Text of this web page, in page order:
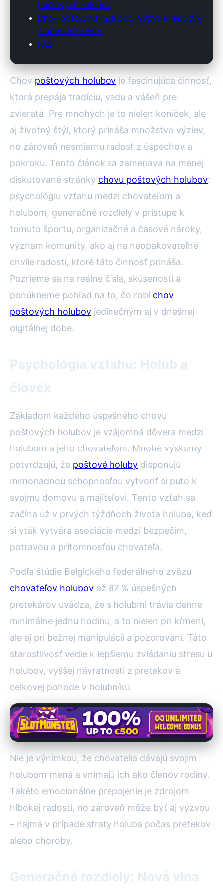
poštových holubov
Chov poštových holubov: Výzvy a radosť v
modernom svete
FAQ
Chov poštových holubov je fascinujúca činnosť,
ktorá prepája tradíciu, vedu a vášeň pre
zvieratá. Pre mnohých je to nielen koníček, ale
aj životný štýl, ktorý prináša množstvo výziev,
no zároveň nesmiernu radosť z úspechov a
pokroku. Tento článok sa zameriava na menej
diskutované stránky chovu poštových holubov:
psychológiu vzťahu medzi chovateľom a
holubom, generačné rozdiely v prístupe k
tomuto športu, organizačné a časové nároky,
význam komunity, ako aj na neopakovateľné
chvíle radosti, ktoré táto činnosť prináša.
Pozrieme sa na reálne čísla, skúsenosti a
ponúkneme pohľad na to, čo robí chov
poštových holubov jedinečným aj v dnešnej
digitálnej dobe.
Psychológia vzťahu: Holub a
človek
Základom každého úspešného chovu
poštových holubov je vzájomná dôvera medzi
holubom a jeho chovateľom. Mnohé výskumy
potvrdzujú, že poštové holuby disponujú
mimoriadnou schopnosťou vytvoriť si puto k
svojmu domovu a majiteľovi. Tento vzťah sa
začína už v prvých týždňoch života holuba, keď
si vták vytvára asociácie medzi bezpečím,
potravou a prítomnosťou chovateľa.
Podľa štúdie Belgického federálneho zväzu
chovateľov holubov až 87 % úspešných
pretekárov uvádza, že s holubmi trávia denne
minimálne jednu hodinu, a to nielen pri kŕmení,
ale aj pri bežnej manipulácii a pozorovaní. Táto
starostlivosť vedie k lepšiemu zvládaniu stresu u
holubov, vyššej návratnosti z pretekov a
celkovej pohode v holubníku.
Nie je výnimkou, že chovatelia dávajú svojim
holubom mená a vnímajú ich ako členov rodiny.
Takéto emocionálne prepojenie je zdrojom
hlbokej radosti, no zároveň môže byť aj výzvou
– najmä v prípade straty holuba počas pretekov
alebo choroby.
Generačné rozdiely: Nová vlna